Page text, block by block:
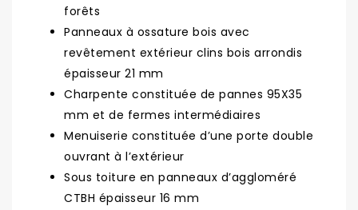
forêts
Panneaux à ossature bois avec
revêtement extérieur clins bois arrondis
épaisseur 21 mm
Charpente constituée de pannes 95X35
mm et de fermes intermédiaires
Menuiserie constituée d’une porte double
ouvrant à l’extérieur
Sous toiture en panneaux d’aggloméré
CTBH épaisseur 16 mm